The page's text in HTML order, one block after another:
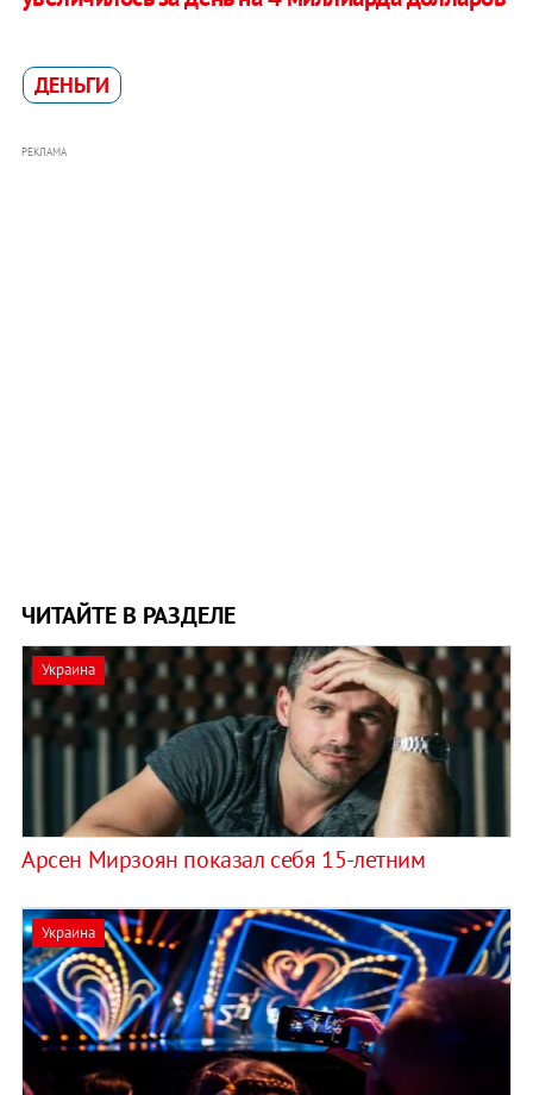
ДЕНЬГИ
РЕКЛАМА
ЧИТАЙТЕ В РАЗДЕЛЕ
Украина
Арсен Мирзоян показал себя 15-летним
Украина